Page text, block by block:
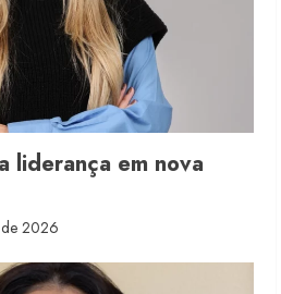
liderança em nova
2026